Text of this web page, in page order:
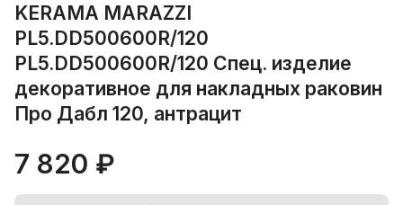
KERAMA MARAZZI
PL5.DD500600R/120
PL5.DD500600R/120 Спец. изделие
декоративное для накладных раковин
Про Дабл 120, антрацит
7 820 ₽